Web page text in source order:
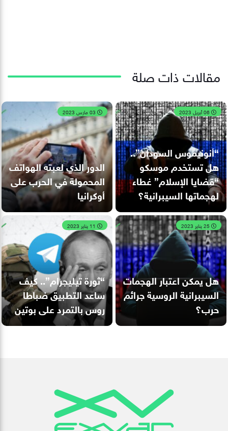
مقالات ذات صلة
“أنونيموس السودان”..
هل تستخدم موسكو
“قضايا الإسلام” غطاء
لهجماتها السيبرانية؟
الدور الذي لعبته الهواتف
المحمولة في الحرب على
أوكرانيا
هل يمكن اعتبار الهجمات
السيبرانية الروسية جرائم
حرب؟
“ثورة تيليجرام”.. كيف
ساعد التطبيق ضباطا
روس بالتمرد على بوتين